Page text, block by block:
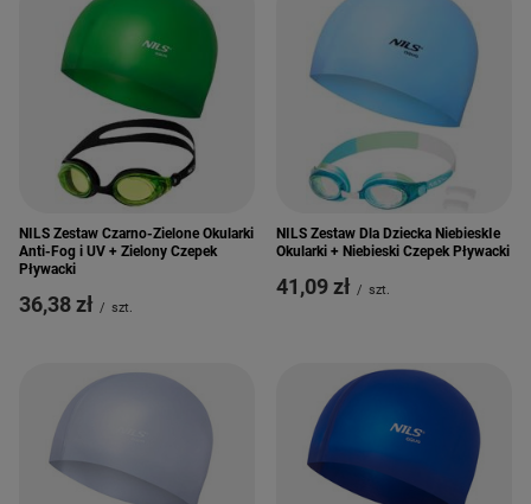
NILS Zestaw Czarno-Zielone Okularki
Anti-Fog i UV + Zielony Czepek
Pływacki
36,38 zł / szt.
NILS Zestaw Dla Dziecka NiebieskIe
Okularki + Niebieski Czepek Pływacki
41,09 zł / szt.